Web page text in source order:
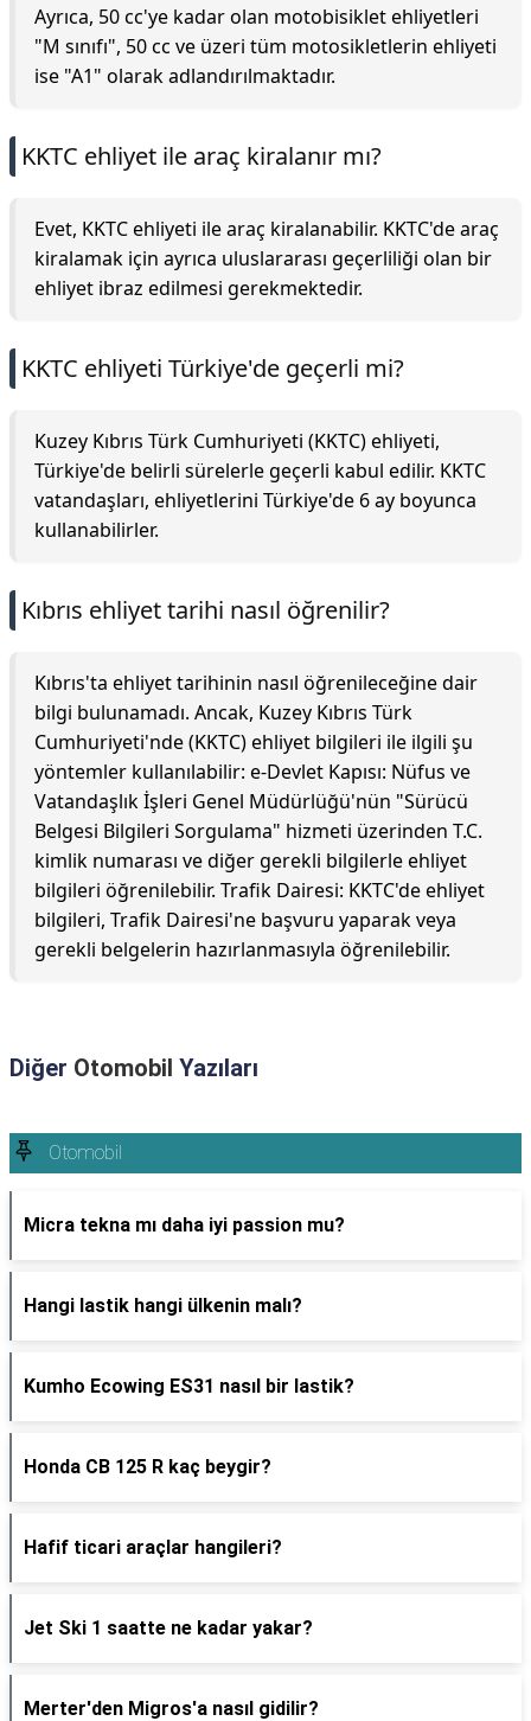
Ayrıca, 50 cc'ye kadar olan motobisiklet ehliyetleri
"M sınıfı", 50 cc ve üzeri tüm motosikletlerin ehliyeti
ise "A1" olarak adlandırılmaktadır.
KKTC ehliyet ile araç kiralanır mı?
Evet, KKTC ehliyeti ile araç kiralanabilir. KKTC'de araç
kiralamak için ayrıca uluslararası geçerliliği olan bir
ehliyet ibraz edilmesi gerekmektedir.
KKTC ehliyeti Türkiye'de geçerli mi?
Kuzey Kıbrıs Türk Cumhuriyeti (KKTC) ehliyeti,
Türkiye'de belirli sürelerle geçerli kabul edilir. KKTC
vatandaşları, ehliyetlerini Türkiye'de 6 ay boyunca
kullanabilirler.
Kıbrıs ehliyet tarihi nasıl öğrenilir?
Kıbrıs'ta ehliyet tarihinin nasıl öğrenileceğine dair
bilgi bulunamadı. Ancak, Kuzey Kıbrıs Türk
Cumhuriyeti'nde (KKTC) ehliyet bilgileri ile ilgili şu
yöntemler kullanılabilir: e-Devlet Kapısı: Nüfus ve
Vatandaşlık İşleri Genel Müdürlüğü'nün "Sürücü
Belgesi Bilgileri Sorgulama" hizmeti üzerinden T.C.
kimlik numarası ve diğer gerekli bilgilerle ehliyet
bilgileri öğrenilebilir. Trafik Dairesi: KKTC'de ehliyet
bilgileri, Trafik Dairesi'ne başvuru yaparak veya
gerekli belgelerin hazırlanmasıyla öğrenilebilir.
Diğer Otomobil Yazıları
Otomobil
Micra tekna mı daha iyi passion mu?
Hangi lastik hangi ülkenin malı?
Kumho Ecowing ES31 nasıl bir lastik?
Honda CB 125 R kaç beygir?
Hafif ticari araçlar hangileri?
Jet Ski 1 saatte ne kadar yakar?
Merter'den Migros'a nasıl gidilir?